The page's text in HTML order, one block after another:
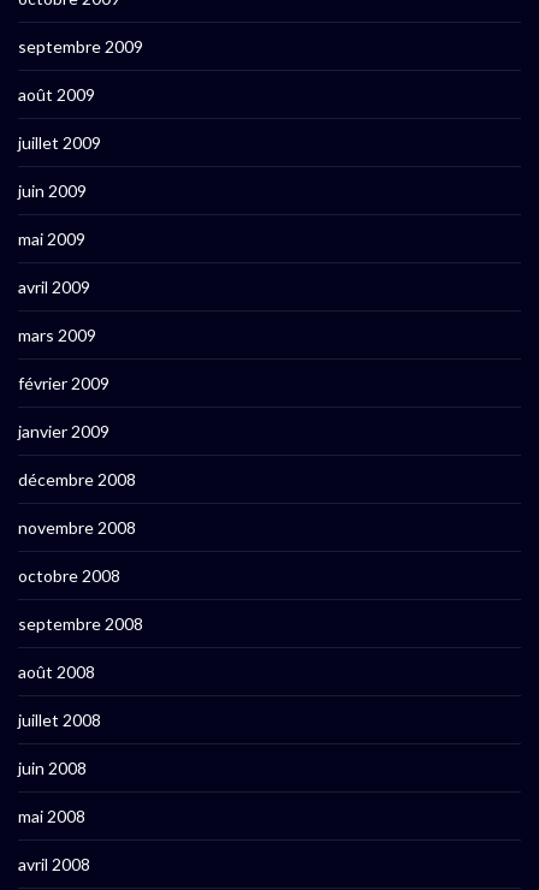
septembre 2009
août 2009
juillet 2009
juin 2009
mai 2009
avril 2009
mars 2009
février 2009
janvier 2009
décembre 2008
novembre 2008
octobre 2008
septembre 2008
août 2008
juillet 2008
juin 2008
mai 2008
avril 2008